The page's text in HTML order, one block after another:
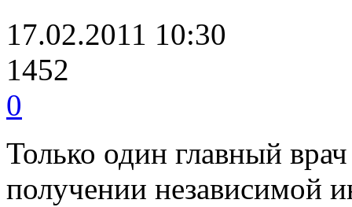
17.02.2011 10:30
1452
0
Только один главный
получении независимой